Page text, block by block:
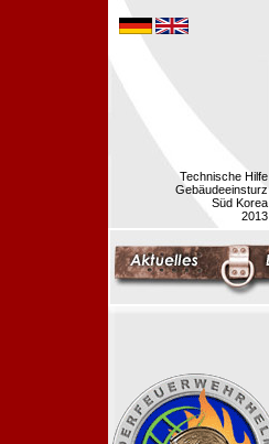
Technische Hilfe
Gebäudeeinsturz
Süd Korea
2013